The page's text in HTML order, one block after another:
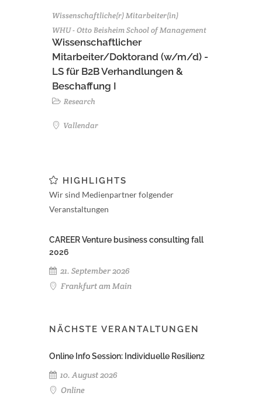
Wissenschaftliche(r) Mitarbeiter(in)
WHU - Otto Beisheim School of Management
Wissenschaftlicher
Mitarbeiter/Doktorand (w/m/d) -
LS für B2B Verhandlungen &
Beschaffung I
Research
Vallendar
HIGHLIGHTS
Wir sind Medienpartner folgender
Veranstaltungen
CAREER Venture business consulting fall
2026
21. September 2026
Frankfurt am Main
NÄCHSTE VERANTALTUNGEN
Online Info Session: Individuelle Resilienz
10. August 2026
Online